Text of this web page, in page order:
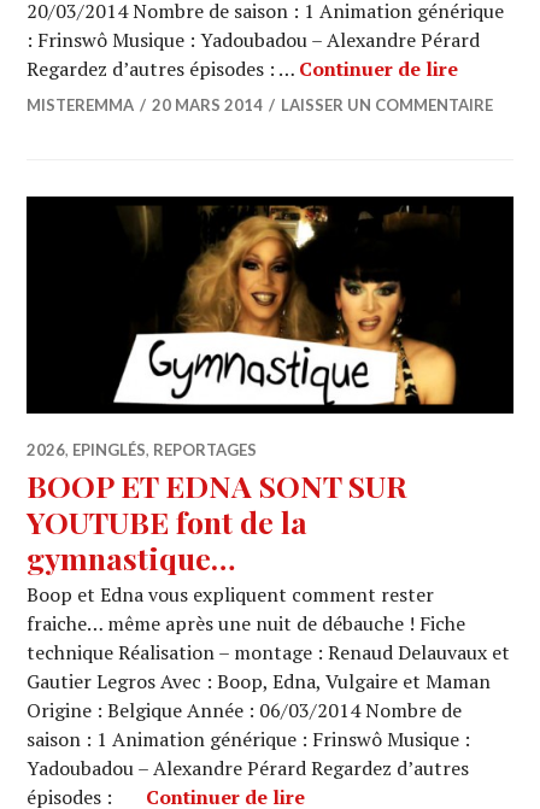
20/03/2014 Nombre de saison : 1 Animation générique
: Frinswô Musique : Yadoubadou – Alexandre Pérard
Regardez d’autres épisodes : … Continuer de lireBOOP
MISTEREMMA 20 MARS 2014 LAISSER UN COMMENTAIRE
2026, EPINGLÉS, REPORTAGES
BOOP ET EDNA SONT SUR
YOUTUBE font de la
gymnastique…
Boop et Edna vous expliquent comment rester
fraiche… même après une nuit de débauche ! Fiche
technique Réalisation – montage : Renaud Delauvaux et
Gautier Legros Avec : Boop, Edna, Vulgaire et Maman
Origine : Belgique Année : 06/03/2014 Nombre de
saison : 1 Animation générique : Frinswô Musique :
Yadoubadou – Alexandre Pérard Regardez d’autres
épisodes : Continuer de lireBOOP ET EDNA SONT